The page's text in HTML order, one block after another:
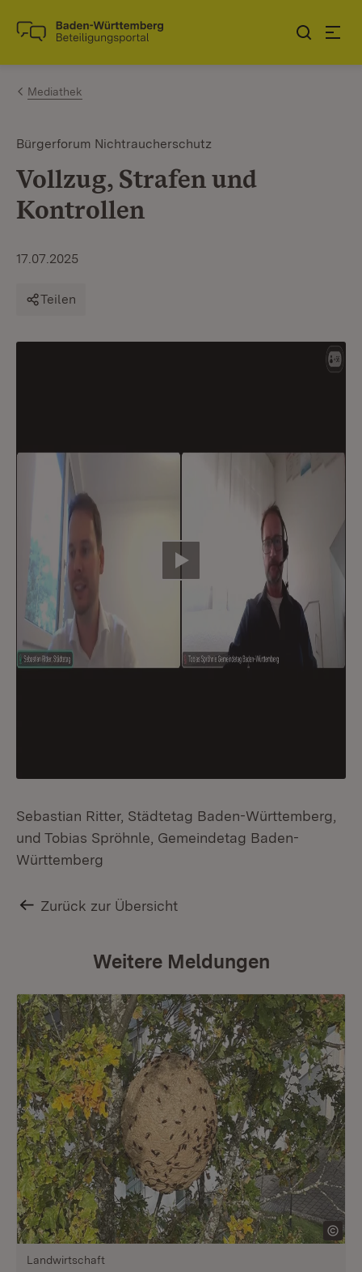
Zum Inhalt springen
Link zur Startseite
Mediathek
Bürgerforum Nichtraucherschutz
Vollzug, Strafen und
Kontrollen
17.07.2025
Teilen
Video abspielen
Sebastian Ritter, Städtetag Baden-Württemberg,
und Tobias Spröhnle, Gemeindetag Baden-
Württemberg
Zurück zur Übersicht
Weitere Meldungen
Landwirtschaft